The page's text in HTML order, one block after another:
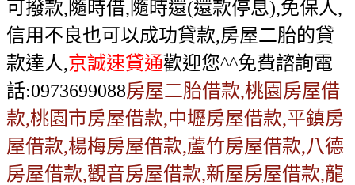
可撥款,隨時借,隨時還(還款停息),免保人,
信用不良也可以成功貸款,房屋二胎的貸
款達人,京誠速貸通歡迎您^^免費諮詢電
話:0973699088房屋二胎借款,桃園房屋借
款,桃園市房屋借款,中壢房屋借款,平鎮房
屋借款,楊梅房屋借款,蘆竹房屋借款,八德
房屋借款,觀音房屋借款,新屋房屋借款,龍